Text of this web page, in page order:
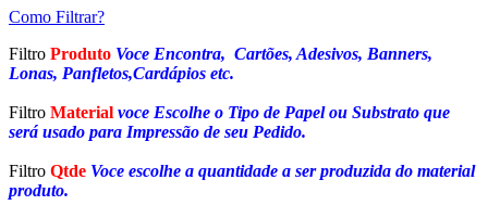
Como Filtrar?
Filtro Produto Voce Encontra, Cartões, Adesivos, Banners,
Lonas, Panfletos,Cardápios etc.
Filtro Material voce Escolhe o Tipo de Papel ou Substrato que
será usado para Impressão de seu Pedido.
Filtro Qtde Voce escolhe a quantidade a ser produzida do material
produto.